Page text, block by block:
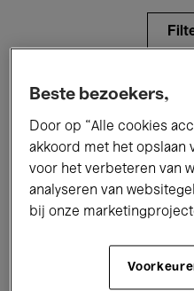
Alle evenementen
Tentoonstellingen
Performances
Jazz Klassieke
Beste bezoekers,
Door op “Alle cookies
akkoord met het opslaan
voor het verbeteren van
analyseren van
bij onze